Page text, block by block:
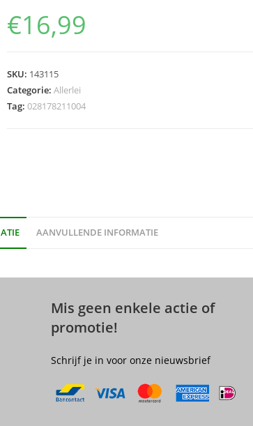
€16,99
SKU: 143115
Categorie: Allerlei
Tag: 028178211004
AANVULLENDE INFORMATIE
Mis geen enkele actie of
promotie!
Schrijf je in voor onze nieuwsbrief